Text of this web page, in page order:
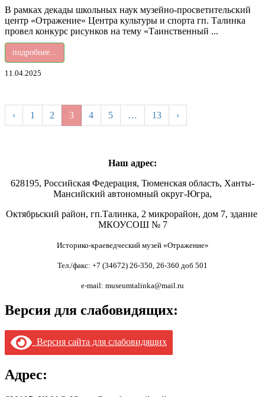
В рамках декады школьных наук музейно-просветительский
центр «Отражение» Центра культуры и спорта гп. Талинка
провел конкурс рисунков на тему «Таинственный ...
подробнее...
11.04.2025
‹ 1 2 3 4 5 … 13 ›
Наш адрес:
628195, Российская Федерация, Тюменская область, Ханты-
Мансийский автономный округ-Югра,
Октябрьский район, гп.Талинка, 2 микрорайон, дом 7, здание
МКОУСОШ № 7
Историко-краеведческий музей «Отражение»
Тел./факс: +7 (34672) 26-350, 26-360 доб 501
e-mail: museumtalinka@mail.ru
Версия для слабовидящих:
Версия сайта для слабовидящих
Адрес: